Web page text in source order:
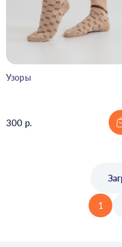
Узоры
300 р.
1